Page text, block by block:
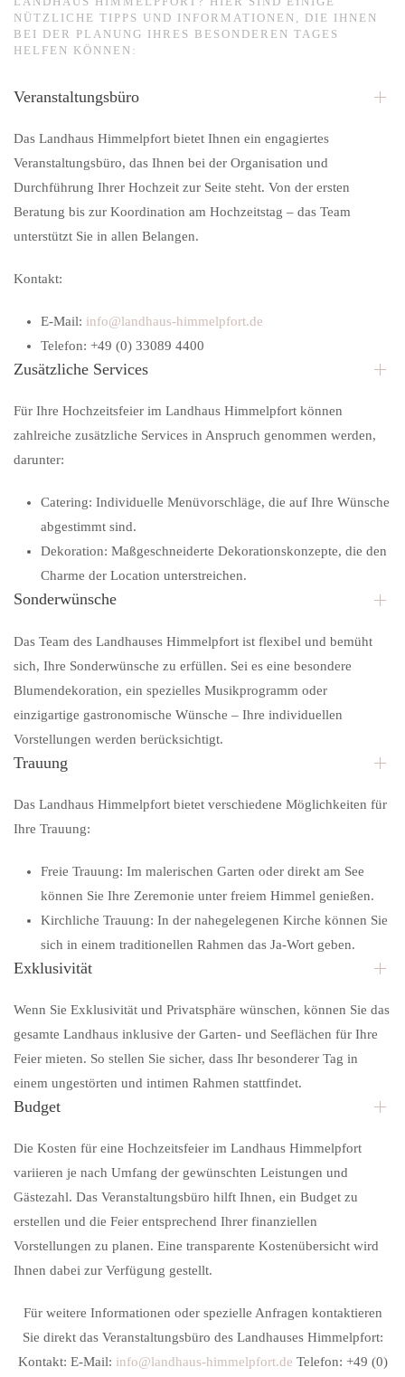
NÜTZLICHE TIPPS UND INFORMATIONEN, DIE IHNEN
BEI DER PLANUNG IHRES BESONDEREN TAGES
HELFEN KÖNNEN:
Veranstaltungsbüro
Das Landhaus Himmelpfort bietet Ihnen ein engagiertes
Veranstaltungsbüro, das Ihnen bei der Organisation und
Durchführung Ihrer Hochzeit zur Seite steht. Von der ersten
Beratung bis zur Koordination am Hochzeitstag – das Team
unterstützt Sie in allen Belangen.
Kontakt:
E-Mail: info@landhaus-himmelpfort.de
Telefon: +49 (0) 33089 4400
Zusätzliche Services
Für Ihre Hochzeitsfeier im Landhaus Himmelpfort können
zahlreiche zusätzliche Services in Anspruch genommen werden,
darunter:
Catering: Individuelle Menüvorschläge, die auf Ihre Wünsche
abgestimmt sind.
Dekoration: Maßgeschneiderte Dekorationskonzepte, die den
Charme der Location unterstreichen.
Sonderwünsche
Das Team des Landhauses Himmelpfort ist flexibel und bemüht
sich, Ihre Sonderwünsche zu erfüllen. Sei es eine besondere
Blumendekoration, ein spezielles Musikprogramm oder
einzigartige gastronomische Wünsche – Ihre individuellen
Vorstellungen werden berücksichtigt.
Trauung
Das Landhaus Himmelpfort bietet verschiedene Möglichkeiten für
Ihre Trauung:
Freie Trauung: Im malerischen Garten oder direkt am See
können Sie Ihre Zeremonie unter freiem Himmel genießen.
Kirchliche Trauung: In der nahegelegenen Kirche können Sie
sich in einem traditionellen Rahmen das Ja-Wort geben.
Exklusivität
Wenn Sie Exklusivität und Privatsphäre wünschen, können Sie das
gesamte Landhaus inklusive der Garten- und Seeflächen für Ihre
Feier mieten. So stellen Sie sicher, dass Ihr besonderer Tag in
einem ungestörten und intimen Rahmen stattfindet.
Budget
Die Kosten für eine Hochzeitsfeier im Landhaus Himmelpfort
variieren je nach Umfang der gewünschten Leistungen und
Gästezahl. Das Veranstaltungsbüro hilft Ihnen, ein Budget zu
erstellen und die Feier entsprechend Ihrer finanziellen
Vorstellungen zu planen. Eine transparente Kostenübersicht wird
Ihnen dabei zur Verfügung gestellt.
Für weitere Informationen oder spezielle Anfragen kontaktieren
Sie direkt das Veranstaltungsbüro des Landhauses Himmelpfort:
Kontakt: E-Mail: info@landhaus-himmelpfort.de Telefon: +49 (0)